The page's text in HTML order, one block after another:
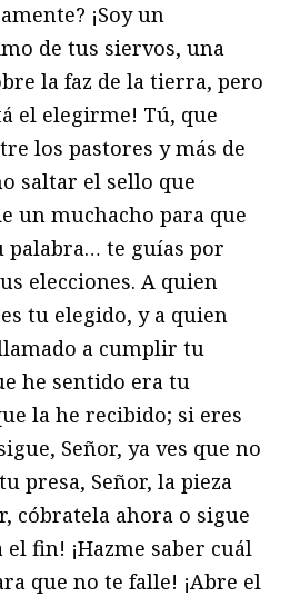
¡Soy un
de tus siervos, una
la faz de la tierra, pero
el elegirme! Tú, que
los pastores y más de
saltar el sello que
un muchacho para que
palabra… te guías por
elecciones. A quien
tu elegido, y a quien
a cumplir tu
he sentido era tu
la he recibido; si eres
Señor, ya ves que no
presa, Señor, la pieza
cóbratela ahora o sigue
el fin! ¡Hazme saber cuál
que no te falle! ¡Abre el